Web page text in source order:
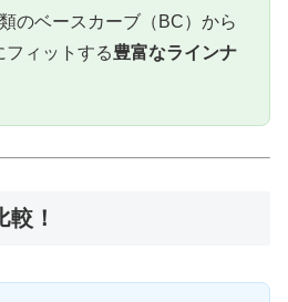
のベースカーブ（BC）から
フィットする豊富なラインナ
！